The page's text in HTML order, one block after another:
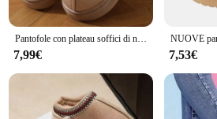
Pantofole con plateau soffici di nuova moda per donna 2024 scarpe invernali in cotone caldo peluche donna Comfort pantofole da casa unisex antiscivolo
7,99€ 7,53€